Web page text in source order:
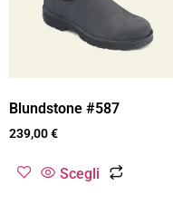
Blundstone #587
239,00€
Scegli